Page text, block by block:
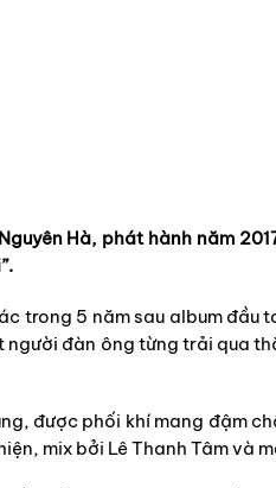
Hà, phát hành năm
trong 5 năm sau album đầu
người đàn ông từng trải qua
được phối khí mang đậm
mix bởi Lê Thanh Tâm và